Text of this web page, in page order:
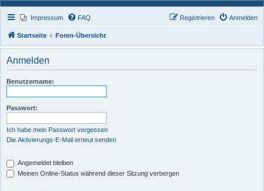
Impressum FAQ Anmelden
Registrieren
Startseite Foren-Übersicht
Anmelden
Benutzername:
Passwort:
Ich habe mein Passwort vergessen
Die Aktivierungs-E-Mail erneut senden
Angemeldet bleiben
Meinen Online-Status während dieser Sitzung verbergen